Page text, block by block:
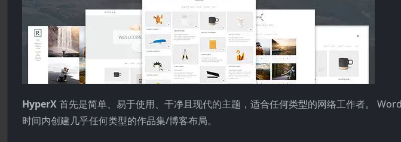
HyperX首先是简单、易于使用、干净且现代的主题，适合任何类型的网络工作者。
时间内创建几乎任何类型的作品集/博客布局。